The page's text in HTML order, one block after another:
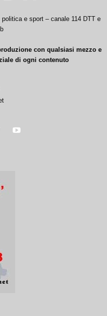
e sport – canale 114 DTT e
con qualsiasi mezzo e
di ogni contenuto